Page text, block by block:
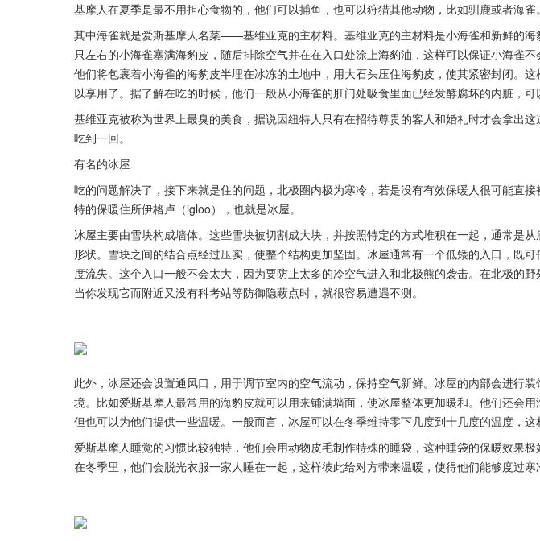
基摩人在夏季是最不用担心食物的，他们可以捕鱼，也可以狩猎其他动物，比如驯鹿或者海雀。
其中海雀就是爱斯基摩人名菜——基维亚克的主材料。基维亚克的主材料是小海雀和新鲜的海
只左右的小海雀塞满海豹皮，随后排除空气并在在入口处涂上海豹油，这样可以保证小海雀不
他们将包裹着小海雀的海豹皮半埋在冰冻的土地中，用大石头压住海豹皮，使其紧密封闭。
以享用了。据了解在吃的时候，他们一般从小海雀的肛门处吸食里面已经发酵腐坏的内脏，可
基维亚克被称为世界上最臭的美食，据说因纽特人只有在招待尊贵的客人和婚礼时才会拿出
吃到一回。
有名的冰屋
吃的问题解决了，接下来就是住的问题，北极圈内极为寒冷，若是没有有效保暖人很可能直
特的保暖住所伊格卢（igloo），也就是冰屋。
冰屋主要由雪块构成墙体。这些雪块被切割成大块，并按照特定的方式堆积在一起，通常是
形状。雪块之间的结合点经过压实，使整个结构更加坚固。冰屋通常有一个低矮的入口，既
度流失。这个入口一般不会太大，因为要防止太多的冷空气进入和北极熊的袭击。在北极的野
当你发现它而附近又没有科考站等防御隐蔽点时，就很容易遭遇不测。
此外，冰屋还会设置通风口，用于调节室内的空气流动，保持空气新鲜。冰屋的内部会进行
境。比如爱斯基摩人最常用的海豹皮就可以用来铺满墙面，使冰屋整体更加暖和。他们还会用
但也可以为他们提供一些温暖。一般而言，冰屋可以在冬季维持零下几度到十几度的温度，这
爱斯基摩人睡觉的习惯比较独特，他们会用动物皮毛制作特殊的睡袋，这种睡袋的保暖效果极
在冬季里，他们会脱光衣服一家人睡在一起，这样彼此给对方带来温暖，使得他们能够度过寒